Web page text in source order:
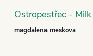
magdalena meskova